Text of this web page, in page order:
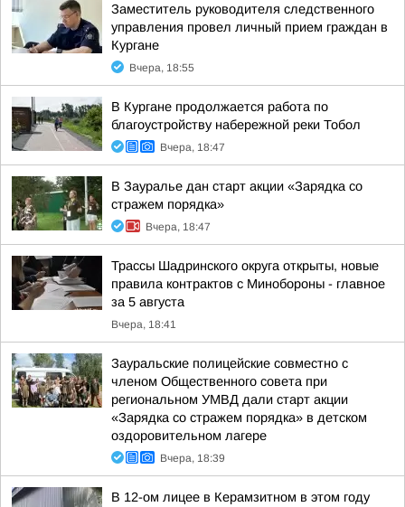
Заместитель руководителя следственного
управления провел личный прием граждан в
Кургане
Вчера, 18:55
В Кургане продолжается работа по
благоустройству набережной реки Тобол
Вчера, 18:47
В Зауралье дан старт акции «Зарядка со
стражем порядка»
Вчера, 18:47
Трассы Шадринского округа открыты, новые
правила контрактов с Минобороны - главное
за 5 августа
Вчера, 18:41
Зауральские полицейские совместно с
членом Общественного совета при
региональном УМВД дали старт акции
«Зарядка со стражем порядка» в детском
оздоровительном лагере
Вчера, 18:39
В 12-ом лицее в Керамзитном в этом году